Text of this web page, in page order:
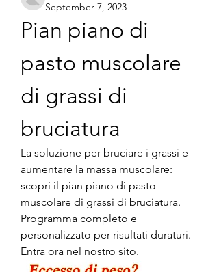
September 7, 2023
Pian piano di
pasto muscolare
di grassi di
bruciatura
La soluzione per bruciare i grassi e
aumentare la massa muscolare:
scopri il pian piano di pasto
muscolare di grassi di bruciatura.
Programma completo e
personalizzato per risultati duraturi.
Entra ora nel nostro sito.